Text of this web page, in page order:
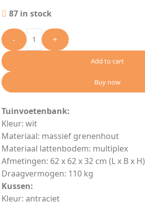
87 in stock
- +
Add to cart
Buy now
Tuinvoetenbank:
Kleur: wit
Materiaal: massief grenenhout
Materiaal lattenbodem: multiplex
Afmetingen: 62 x 62 x 32 cm (L x B x H)
Draagvermogen: 110 kg
Kussen:
Kleur: antraciet